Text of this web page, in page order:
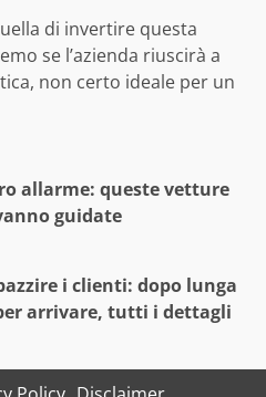
di invertire questa
se l’azienda riuscirà a
non certo ideale per un
allarme: queste vetture
guidate
i clienti: dopo lunga
arrivare, tutti i dettagli